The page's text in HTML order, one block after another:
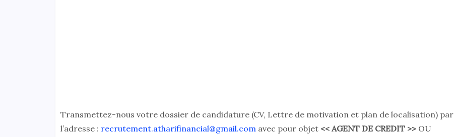
Transmettez-nous votre dossier de candidature (CV, Lettre de motivation et plan de localisation) par
l’adresse : recrutement.atharifinancial@gmail.comavec pour objet << AGENT DE CREDIT >>OU